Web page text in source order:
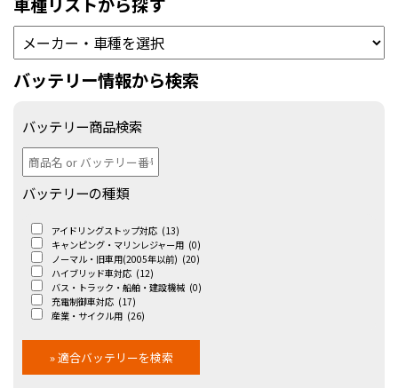
バッテリー情報から検索
バッテリー商品検索
バッテリーの種類
アイドリングストップ対応 (13)
キャンピング・マリンレジャー用 (0)
ノーマル・旧車用(2005年以前) (20)
ハイブリッド車対応 (12)
バス・トラック・船舶・建設機械 (0)
充電制御車対応 (17)
産業・サイクル用 (26)